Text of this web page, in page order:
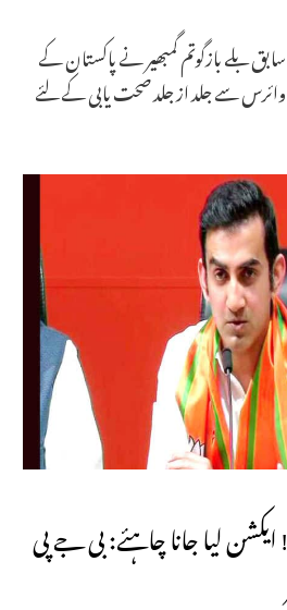
بلے بازگوتم گمبھیر نے پاکستان کے
وائرس سے جلد از جلد صحت یابی کے لئے
لیا جانا چاہئے: بی جے پی